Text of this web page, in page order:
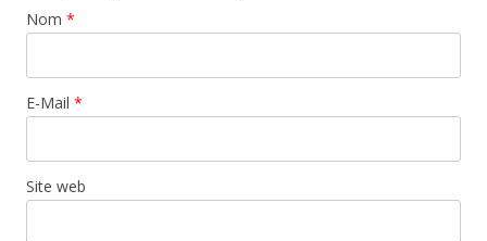
Nom *
E-Mail *
Site web